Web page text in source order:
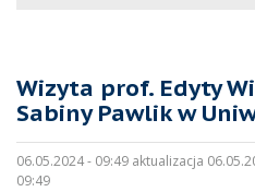
Wizyta prof. Edyty
Sabiny Pawlik w
06.05.2024 - 09:49 aktualizacja
09:49